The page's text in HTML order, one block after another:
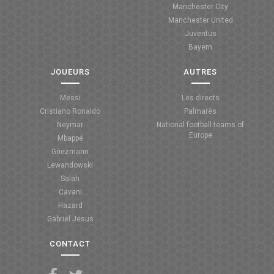
Manchester City
Manchester United
Juventus
Bayern
JOUEURS
Messi
Cristiano Ronaldo
Neymar
Mbappé
Griezmann
Lewandowski
Salah
Cavani
Hazard
Gabriel Jesus
AUTRES
Les directs
Palmarès
National football teams of
Europe
CONTACT